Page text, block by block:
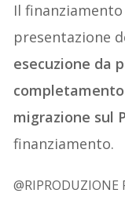
Il
presentazione
esecuzione da
migrazione sul
finanziamento.
@RIPRODUZIONE